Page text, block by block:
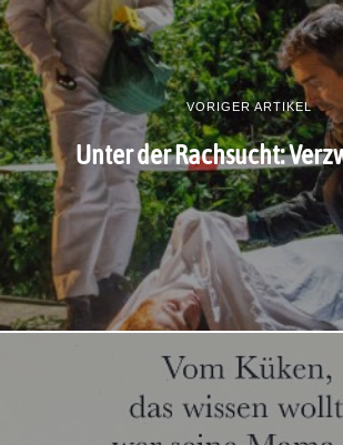
VORIGER ARTIKEL
Unter der Rachsucht: